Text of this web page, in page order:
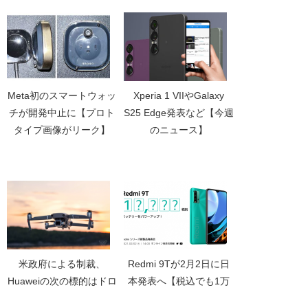
Meta初のスマートウォッ
チが開発中止に【プロト
タイプ画像がリーク】
Xperia 1 VIIやGalaxy
S25 Edge発表など【今週
のニュース】
米政府による制裁、
Huaweiの次の標的はドロ
Redmi 9Tが2月2日に日
本発表へ【税込でも1万